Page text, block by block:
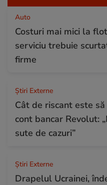
Auto
Costuri mai mici la
serviciu trebuie
firme
Știri Externe
Cât de riscant este
cont bancar Revolut:
sute de cazuri”
Știri Externe
Drapelul Ucrainei,